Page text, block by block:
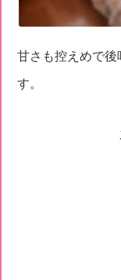
甘さも控えめで
す。